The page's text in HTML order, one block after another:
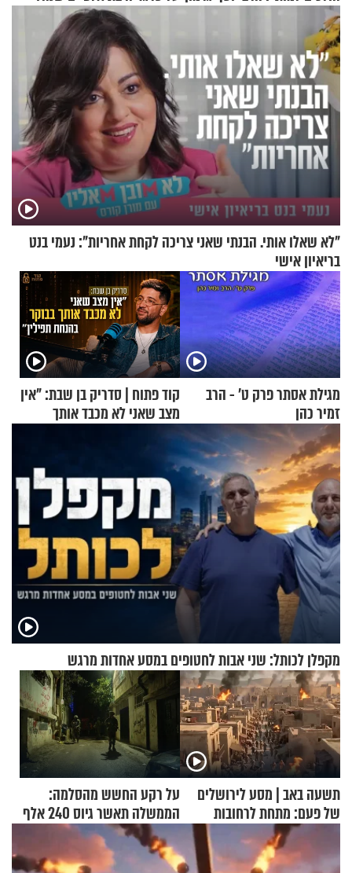
בריאיון מרתק
"לא שאלו אותי. הבנתי שאני צריכה לקחת אחריות": נעמי בנט
בריאיון אישי
מגילת אסתר פרק ט’ - הרב
זמיר כהן
קוד פתוח | סדריק בן שבת: "אין
מצב שאני לא מכבד אותך
בבוקר בהנחת תפילין"
מקפלן לכותל: שני אבות לחטופים במסע אחדות מרגש
תשעה באב | מסע לירושלים
של פעם: מתחת לרחובות
ירושלים
על רקע החשש מהסלמה:
הממשלה תאשר גיוס 240 אלף
אנשי מילואים